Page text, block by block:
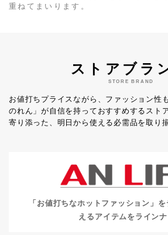
重ねてまいります。
ストアブラ
STORE BRAND
お値打ちプライスながら、ファッション性
のれん」が自信を持っておすすめするスト
寄り添った、明日から使える必需品を取り
「お値打ちなホットファッション」
えるアイテムをライン